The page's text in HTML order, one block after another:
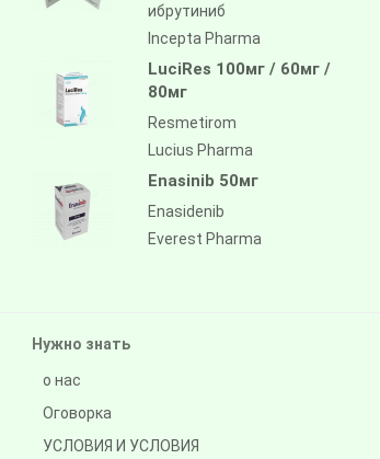
ибрутиниб
Incepta Pharma
LuciRes 100мг / 60мг /
80мг
Resmetirom
Lucius Pharma
Enasinib 50мг
Enasidenib
Everest Pharma
Нужно знать
о нас
Оговорка
УСЛОВИЯ И УСЛОВИЯ